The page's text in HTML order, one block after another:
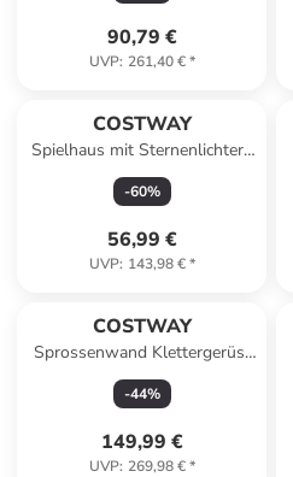
90,79 €
UVP: 261,40 €*
COSTWAY
Spielhaus mit Sternenlichtern
in Beige
-60%
56,99 €
UVP: 143,98 €*
COSTWAY
Sprossenwand Klettergerüst
Indoor Kletterwand in
Hellbraun
-44%
149,99 €
UVP: 269,98 €*